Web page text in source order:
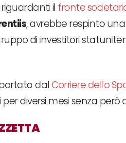
il fronte
, avrebbe respinto una
di investitori
dal Corriere dello
diversi mesi senza però